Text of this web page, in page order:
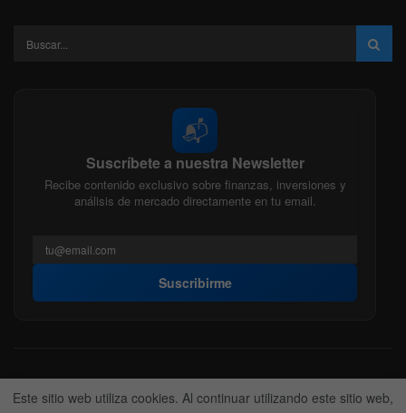
📬
Suscríbete a nuestra Newsletter
Recibe contenido exclusivo sobre finanzas, inversiones y
análisis de mercado directamente en tu email.
Suscribirme
Acerca de nosotros Politica Editorial
Nuestro Equipo
Contactanos
Anunciate
Este sitio web utiliza cookies. Al continuar utilizando este sitio web,